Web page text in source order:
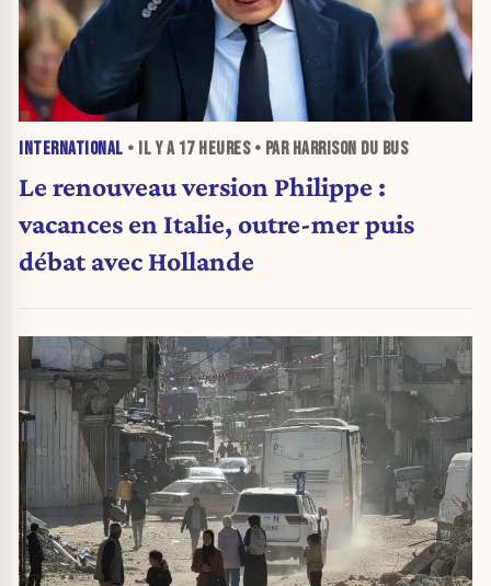
INTERNATIONAL • IL Y A 17 HEURES• PAR HARRISON DU BUS
Le renouveau version Philippe :
vacances en Italie, outre-mer puis
débat avec Hollande